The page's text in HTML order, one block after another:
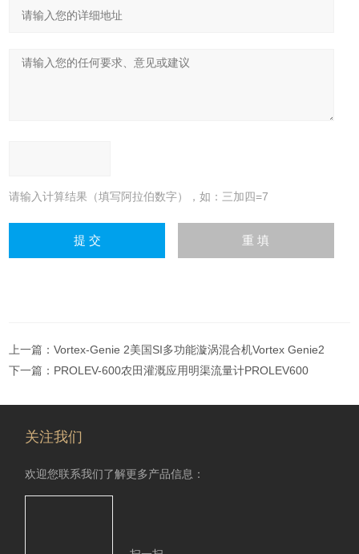
请输入计算结果（填写阿拉伯数字），如：三加四=7
上一篇：Vortex-Genie 2美国SI多功能漩涡混合机Vortex Genie2
下一篇： PROLEV-600农田灌溉应用明渠流量计PROLEV600
关注我们
欢迎您联系我们了解更多产品信息：